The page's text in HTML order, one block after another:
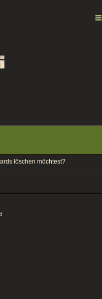
löschen möchtest?